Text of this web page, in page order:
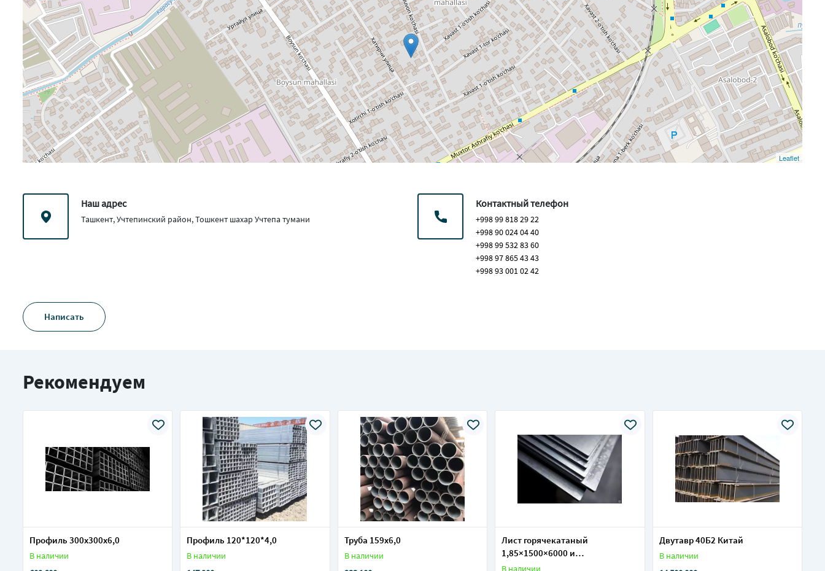
Leaflet
Наш адрес
Ташкент, Учтепинский район, Тошкент шахар Учтепа тумани
Контактный телефон
+998 99 818 29 22
+998 90 024 04 40
+998 99 532 83 60
+998 97 865 43 43
+998 93 001 02 42
Написать
Рекомендуем
Профиль 300х300х6,0
В наличии
Профиль 120*120*4,0
В наличии
Труба 159х6,0
В наличии
Лист горячекатаный
1,85×1500×6000 и
1,85×1250×2500 (ГОСТ 19903-
В наличии
Двутавр 40Б2 Китай
В наличии